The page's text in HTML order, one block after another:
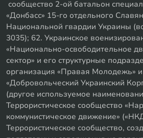
сообщество 2-ой батальон
«Донбасс» 15-го отдельного
Национальной гвардии Украины
3035); 62. Украинское
«Национально-освободительное
сектор» и его структурные
организация «Правая Молодежь»
«Добровольческий Украинский
(другое используемое
Террористическое сообщество
коммунистическое движение»
Террористическое сообщество,